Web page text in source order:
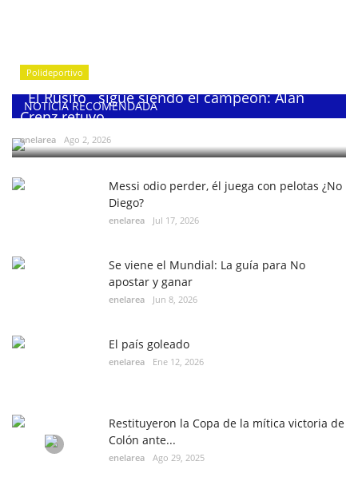
NOTICIA RECOMENDADA
Polideportivo
¨El Rusito¨ sigue siendo el campeón: Alan
Crenz retuvo...
enelarea Ago 2, 2026
Messi odio perder, él juega con pelotas ¿No
Diego?
enelarea Jul 17, 2026
Se viene el Mundial: La guía para No
apostar y ganar
enelarea Jun 8, 2026
El país goleado
enelarea Ene 12, 2026
Restituyeron la Copa de la mítica victoria de
Colón ante...
enelarea Ago 29, 2025